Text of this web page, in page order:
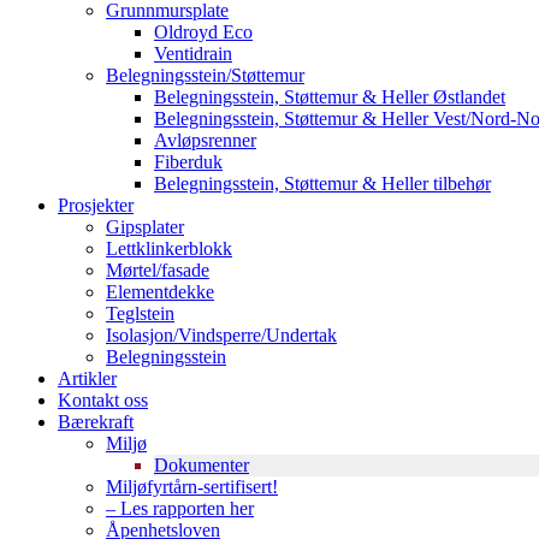
Grunnmursplate
Oldroyd Eco
Ventidrain
Belegningsstein/Støttemur
Belegningsstein, Støttemur & Heller Østlandet
Belegningsstein, Støttemur & Heller Vest/Nord-
Avløpsrenner
Fiberduk
Belegningsstein, Støttemur & Heller tilbehør
Prosjekter
Gipsplater
Lettklinkerblokk
Mørtel/fasade
Elementdekke
Teglstein
Isolasjon/Vindsperre/Undertak
Belegningsstein
Artikler
Kontakt oss
Bærekraft
Miljø
Dokumenter
Miljøfyrtårn-sertifisert!
– Les rapporten her
Åpenhetsloven